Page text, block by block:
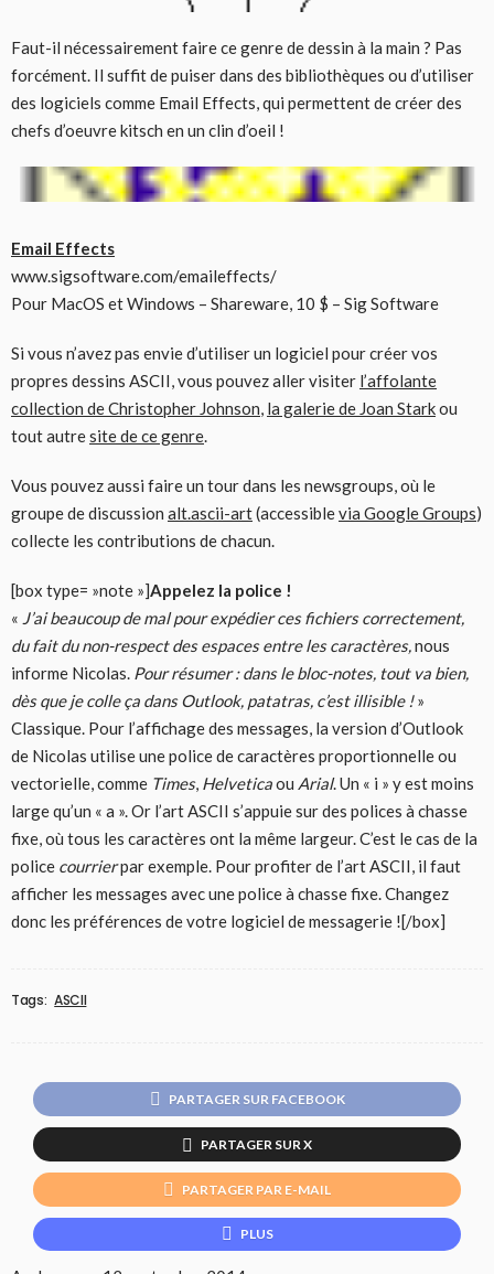
Faut-il nécessairement faire ce genre de dessin à la main ? Pas
forcément. Il suffit de puiser dans des bibliothèques ou d’utiliser
des logiciels comme Email Effects, qui permettent de créer des
chefs d’oeuvre kitsch en un clin d’oeil !
Email Effects
www.sigsoftware.com/emaileffects/
Pour MacOS et Windows – Shareware, 10 $ – Sig Software
Si vous n’avez pas envie d’utiliser un logiciel pour créer vos
propres dessins ASCII, vous pouvez aller visiter l’affolante
collection de Christopher Johnson, la galerie de Joan Starkou
tout autresite de ce genre.
Vous pouvez aussi faire un tour dans les newsgroups, où le
groupe de discussion alt.ascii-art(accessiblevia Google Groups)
collecte les contributions de chacun.
[box type= »note »]Appelez la police !
« J’ai beaucoup de mal pour expédier ces fichiers correctement,
du fait du non-respect des espaces entre les caractères,nous
informe Nicolas. Pour résumer : dans le bloc-notes, tout va bien,
dès que je colle ça dans Outlook, patatras, c’est illisible !»
Classique. Pour l’affichage des messages, la version d’Outlook
de Nicolas utilise une police de caractères proportionnelle ou
vectorielle, comme Times, Helveticaou Arial. Un « i » y est moins
large qu’un « a ». Or l’art ASCII s’appuie sur des polices à chasse
fixe, où tous les caractères ont la même largeur. C’est le cas de la
police courrierpar exemple. Pour profiter de l’art ASCII, il faut
afficher les messages avec une police à chasse fixe. Changez
donc les préférences de votre logiciel de messagerie ![/box]
Tags: ASCII
PARTAGER SUR FACEBOOK
PARTAGER SUR X
PARTAGER PAR E-MAIL
PLUS